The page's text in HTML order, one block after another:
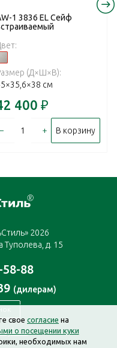
1 3836 EL Сейф
(Д×Ш×В):
см
400 ₽
– + В корзину
2026
Туполева, д. 15
58-88
(дилерам)
свое согласие на
о посещении куки
необходимых нам